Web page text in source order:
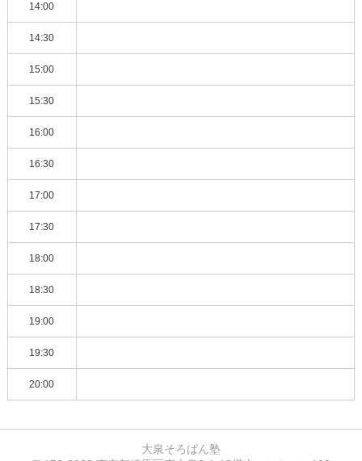
14:00
14:30
15:00
15:30
16:00
16:30
17:00
17:30
18:00
18:30
19:00
19:30
20:00
大泉そろばん塾